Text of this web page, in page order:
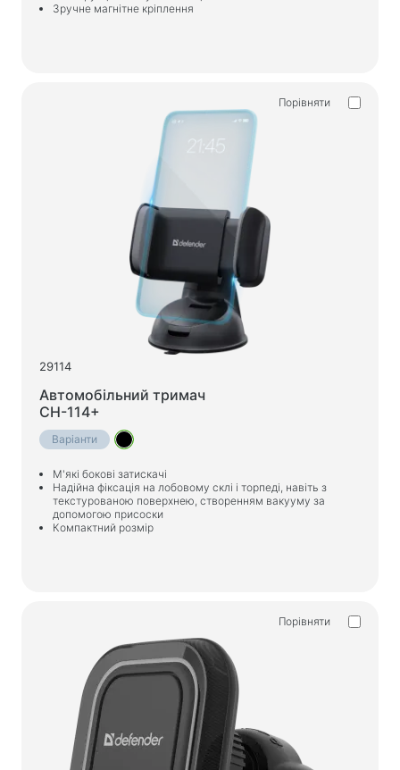
Зручне магнітне кріплення
Порівняти
29114
Автомобільний тримач
CH-114+
Варіанти
М'які бокові затискачі
Надійна фіксація на лобовому склі і торпеді, навіть з
текстурованою поверхнею, створенням вакууму за
допомогою присоски
Компактний розмір
Порівняти